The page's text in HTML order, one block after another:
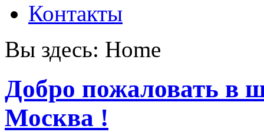
Контакты
Вы здесь: Home
Добро пожаловать в
Москва !